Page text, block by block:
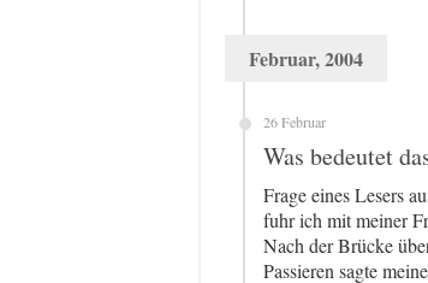
Februar, 2004
26 Februar
Was bedeutet
Frage eines Lesers
fuhr ich mit meiner
Nach der Brücke
Passieren sagte